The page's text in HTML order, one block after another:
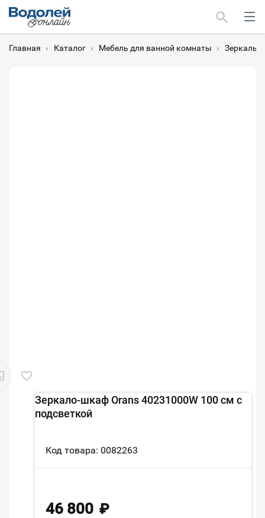
Главная › Каталог › Мебель для ванной комнаты ›
Зеркало-шкаф Orans 40231000W 100 см с
подсветкой
Код товара: 0082263
46 800 ₽